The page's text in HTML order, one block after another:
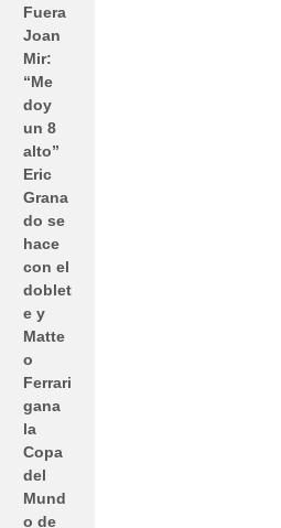
Fuera
Joan
Mir:
“Me
doy
un 8
alto”
Eric
Grana
do se
hace
con el
doblet
e y
Matte
o
Ferrari
gana
la
Copa
del
Mund
o de